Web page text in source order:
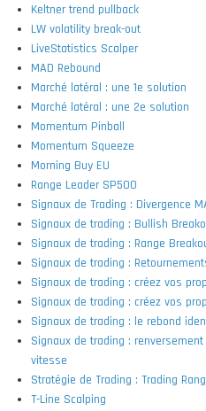
Keltner trend pullback
LW volatility break-out
LiveStatistics Scalper
MAD Rebound
Marché latéral : une 1e solution
Marché latéral : une 2e solution
Momentum Pinball
Momentum Squeeze
Morning Buy EU
Range Leader SP500
Signaux de Trading : Divergence
Signaux de trading : Bullish
Signaux de trading : Range
Signaux de trading :
Signaux de trading : créez vos
Signaux de trading : créez vos
Signaux de trading : le rebond
Signaux de trading :
vitesse
Stratégie de Trading : Trading
T-Line Scalping